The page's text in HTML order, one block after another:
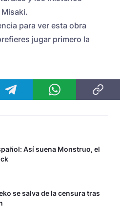
para ver esta obra
jugar primero la
Así suena Monstruo, el
se salva de la censura tras